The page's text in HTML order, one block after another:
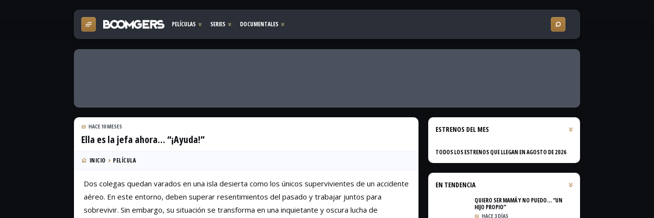
HACE 10 MESES
Ella es la jefa ahora… “¡Ayuda!”
INICIO PELÍCULA
Dos colegas quedan varados en una isla desierta como los únicos supervivientes de un accidente
aéreo. En este entorno, deben superar resentimientos del pasado y trabajar juntos para
sobrevivir. Sin embargo, su situación se transforma en una inquietante y oscura lucha de
ESTRENOS DEL MES
TODOS LOS ESTRENOS QUE LLEGAN EN AGOSTO DE 2026
EN TENDENCIA
QUIERO SER MAMÁ Y NO PUEDO… “UN
HIJO PROPIO”
HACE 3 DÍAS